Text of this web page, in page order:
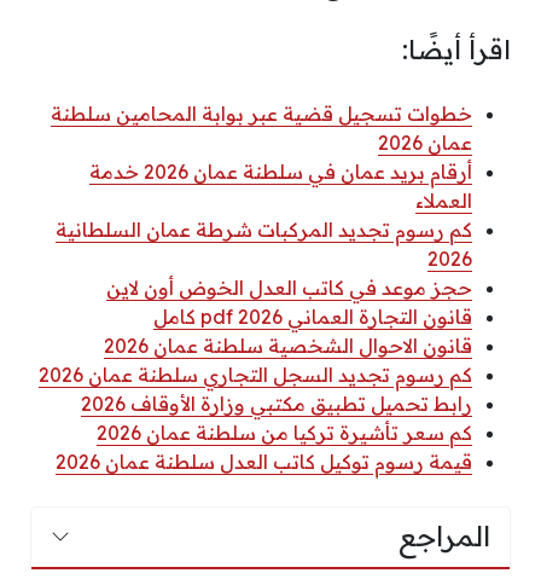
اقرأ أيضًا:
خطوات تسجيل قضية عبر بوابة المحامين سلطنة
عمان 2026
أرقام بريد عمان في سلطنة عمان 2026 خدمة
العملاء
كم رسوم تجديد المركبات شرطة عمان السلطانية
2026
حجز موعد في كاتب العدل الخوض أون لاين
قانون التجارة العماني 2026 pdf كامل
قانون الاحوال الشخصية سلطنة عمان 2026
كم رسوم تجديد السجل التجاري سلطنة عمان 2026
رابط تحميل تطبيق مكتبي وزارة الأوقاف 2026
كم سعر تأشيرة تركيا من سلطنة عمان 2026
قيمة رسوم توكيل كاتب العدل سلطنة عمان 2026
المراجع